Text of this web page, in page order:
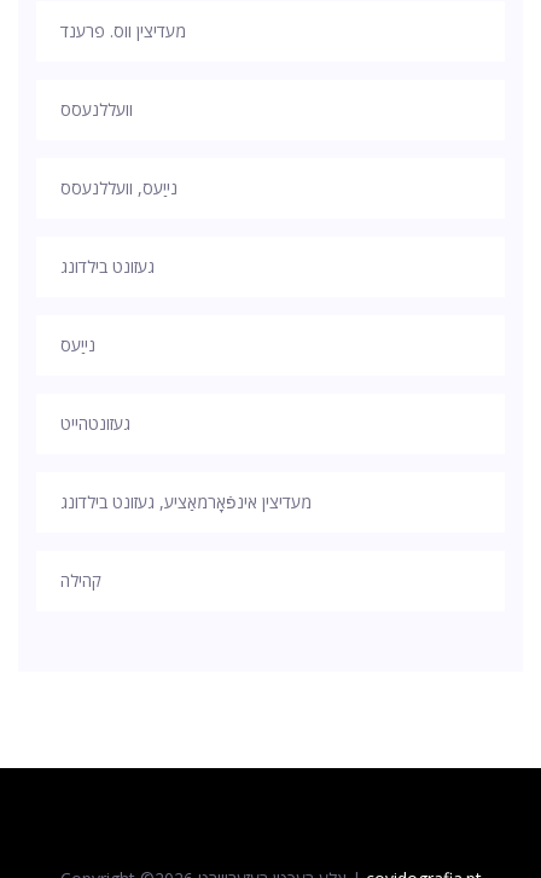
מעדיצין ווס. פרענד
וועללנעסס
נייַעס, וועללנעסס
געזונט בילדונג
נייַעס
געזונטהייט
מעדיצין אינפֿאָרמאַציע, געזונט בילדונג
קהילה